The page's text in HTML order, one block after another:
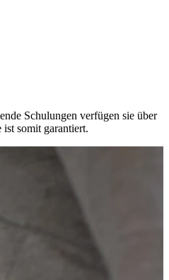
Schulungen verfügen sie über
somit garantiert.